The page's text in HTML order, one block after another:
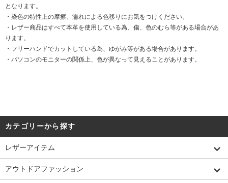
となります。
・染色の特性上の摩擦、濡れによる色移りにお気をつけください。
・レザー商品はすべて本革を使用している為、傷、色のむら等がある場合があ
ります。
・フリーハンドでカットしている為、ゆがみ等がある場合があります。
・パソコンのモニターの関係上、色が異なって見えることがあります。
カテゴリーから探す
レザーアイテム
アウトドアファッション